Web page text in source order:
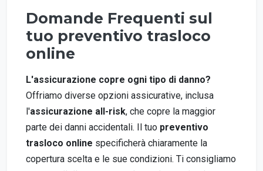
Domande Frequenti sul
tuo preventivo trasloco
online
L'assicurazione copre ogni tipo di danno?
Offriamo diverse opzioni assicurative, inclusa
l'assicurazione all-risk, che copre la maggior
parte dei danni accidentali. Il tuo preventivo
trasloco online specificherà chiaramente la
copertura scelta e le sue condizioni. Ti consigliamo